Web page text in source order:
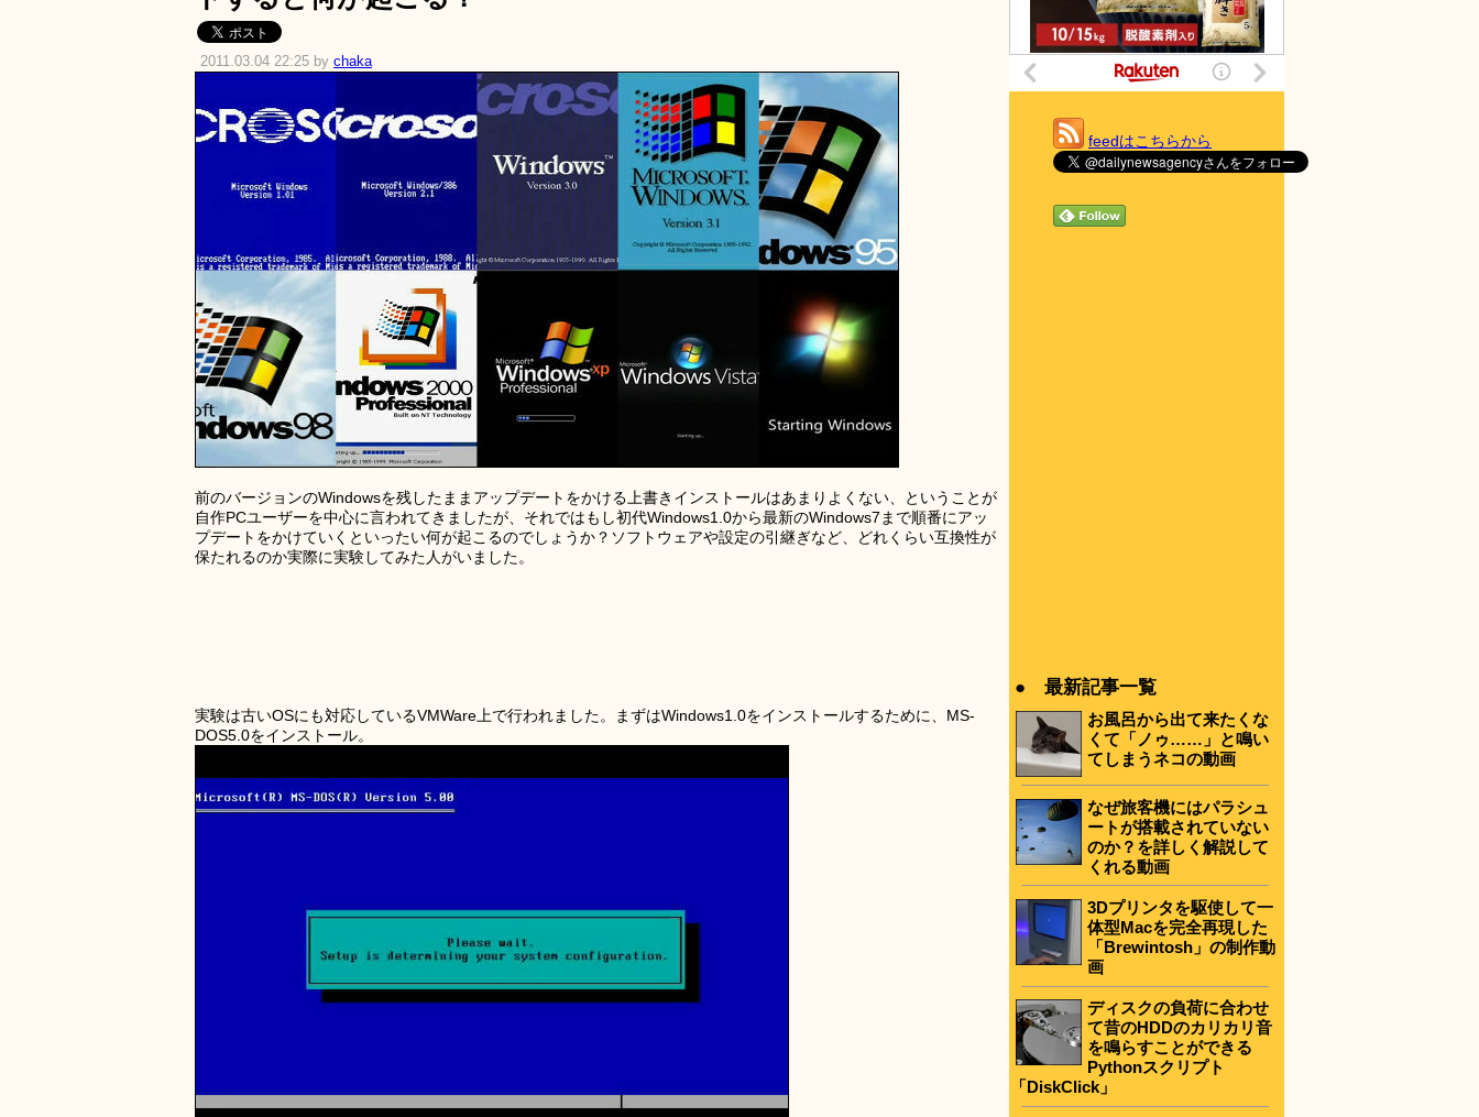
2011.03.04 22:25 by chaka
前のバージョンのWindowsを残したままアップデートをかける上書きインストールはあまりよくない、ということが
自作PCユーザーを中心に言われてきましたが、それではもし初代Windows1.0から最新のWindows7まで順番にアッ
プデートをかけていくといったい何が起こるのでしょうか？ソフトウェアや設定の引継ぎなど、どれくらい互換性が
保たれるのか実際に実験してみた人がいました。
実験は古いOSにも対応しているVMWare上で行われました。まずはWindows1.0をインストールするために、MS-
DOS5.0をインストール。
feedはこちらから
● 最新記事一覧
お風呂から出て来たくな
くて「ノゥ……」と鳴い
てしまうネコの動画
なぜ旅客機にはパラシュ
ートが搭載されていない
のか？を詳しく解説して
くれる動画
3Dプリンタを駆使して一
体型Macを完全再現した
「Brewintosh」の制作動
画
ディスクの負荷に合わせ
て昔のHDDのカリカリ音
を鳴らすことができる
Pythonスクリプト
「DiskClick」